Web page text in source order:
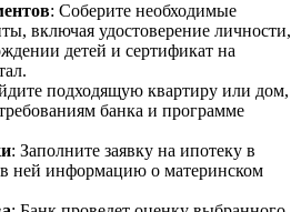
: Соберите необходимые
включая удостоверение личности,
детей и сертификат на
подходящую квартиру или дом,
банка и программе
: Заполните заявку на ипотеку в
в ней информацию о материнском